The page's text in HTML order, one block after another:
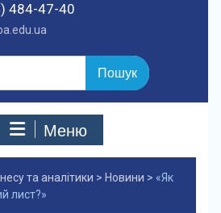
484-47-40
Меню
та аналітики > Новини > «Як
лист?»